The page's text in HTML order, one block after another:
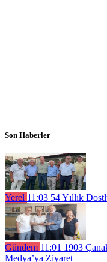
Son Haberler
Yerel 11:03 54 Yıllık
Gündem 11:01 1903
Medya’ya Ziyaret